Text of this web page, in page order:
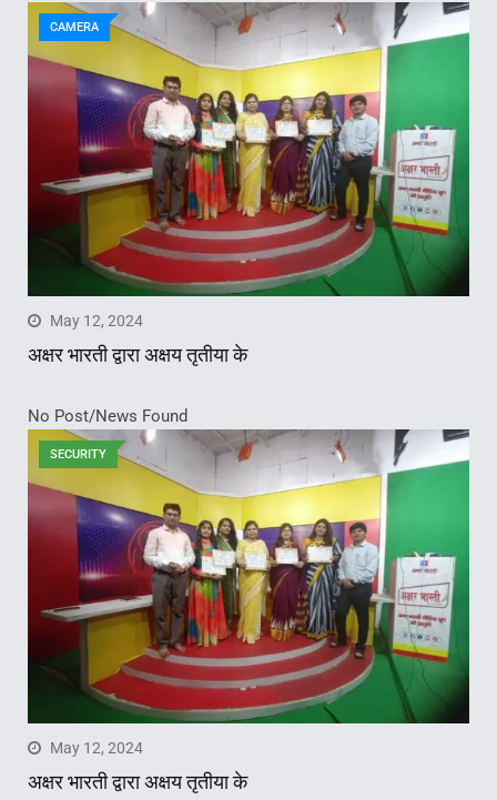
CAMERA
May 12, 2024
अक्षर भारती द्वारा अक्षय तृतीया के
No Post/News Found
SECURITY
May 12, 2024
अक्षर भारती द्वारा अक्षय तृतीया के